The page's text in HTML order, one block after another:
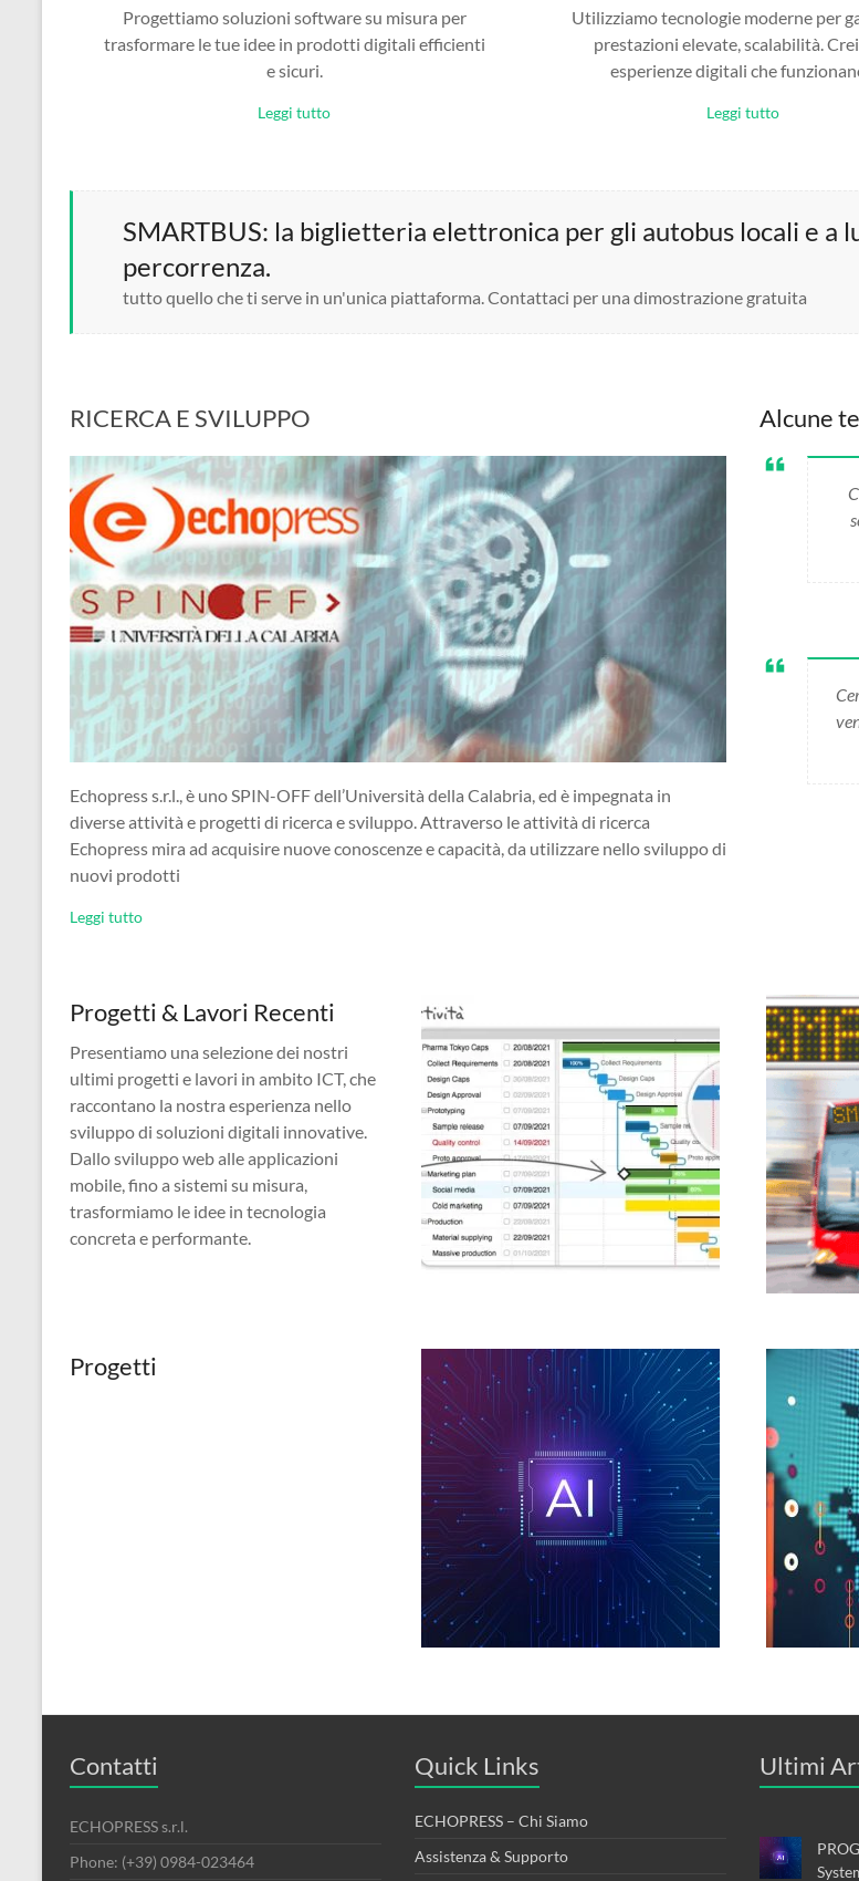
Progettiamo soluzioni software su misura per
trasformare le tue idee in prodotti digitali efficienti
e sicuri.
Leggi tutto
Utilizziamo tecnologie moderne per
prestazioni elevate, scalabilità.
esperienze digitali che
Leggi tutto
SMARTBUS: la biglietteria elettronica per gli autobus locali e a
percorrenza.
tutto quello che ti serve in un'unica piattaforma. Contattaci per una dimostrazione gratuita
RICERCA E SVILUPPO
Echopress s.r.l., è uno SPIN-OFF dell’Università della Calabria, ed è impegnata in
diverse attività e progetti di ricerca e sviluppo. Attraverso le attività di ricerca
Echopress mira ad acquisire nuove conoscenze e capacità, da utilizzare nello sviluppo di
nuovi prodotti
Leggi tutto
Alcune
Progetti & Lavori Recenti
Presentiamo una selezione dei nostri
ultimi progetti e lavori in ambito ICT, che
raccontano la nostra esperienza nello
sviluppo di soluzioni digitali innovative.
Dallo sviluppo web alle applicazioni
mobile, fino a sistemi su misura,
trasformiamo le idee in tecnologia
concreta e performante.
Progetti
Contatti
ECHOPRESS s.r.l.
Phone: (+39) 0984-023464
Quick Links
ECHOPRESS – Chi Siamo
Assistenza & Supporto
Ultimi